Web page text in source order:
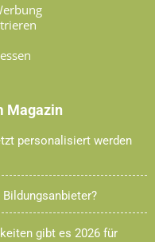
Magazin
personalisiert werden
gibt es 2026 für